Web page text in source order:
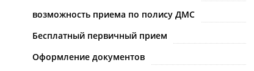
возможность приема по полису ДМС
Бесплатный первичный прием
Оформление документов